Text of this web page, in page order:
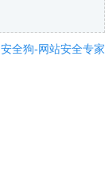
安全狗-网站安全专家